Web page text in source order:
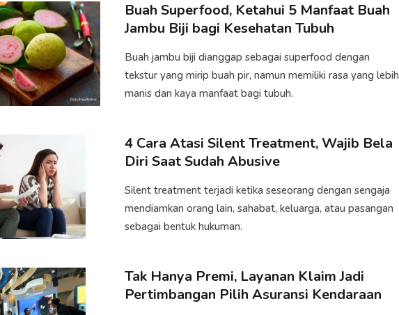
Buah Superfood, Ketahui 5 Manfaat Buah
Jambu Biji bagi Kesehatan Tubuh
Buah jambu biji dianggap sebagai superfood dengan
tekstur yang mirip buah pir, namun memiliki rasa yang lebih
manis dan kaya manfaat bagi tubuh.
4 Cara Atasi Silent Treatment, Wajib Bela
Diri Saat Sudah Abusive
Silent treatment terjadi ketika seseorang dengan sengaja
mendiamkan orang lain, sahabat, keluarga, atau pasangan
sebagai bentuk hukuman.
Tak Hanya Premi, Layanan Klaim Jadi
Pertimbangan Pilih Asuransi Kendaraan